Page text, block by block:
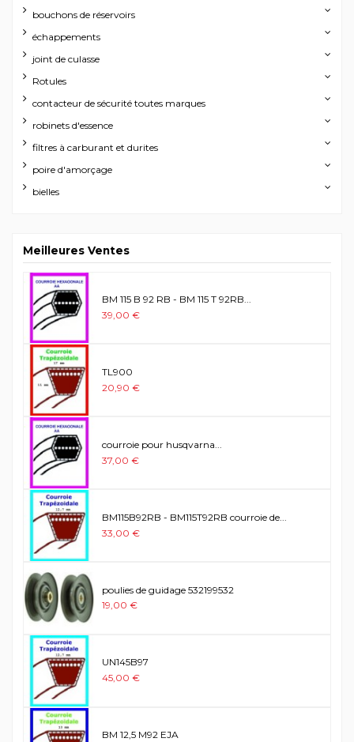
bouchons de réservoirs
échappements
joint de culasse
Rotules
contacteur de sécurité toutes marques
robinets d'essence
filtres à carburant et durites
poire d'amorçage
bielles
Meilleures Ventes
BM 115 B 92 RB - BM 115 T 92RB...
39,00 €
TL900
20,90 €
courroie pour husqvarna...
37,00 €
BM115B92RB - BM115T92RB courroie de...
33,00 €
poulies de guidage 532199532
19,00 €
UN145B97
45,00 €
BM 12,5 M92 EJA